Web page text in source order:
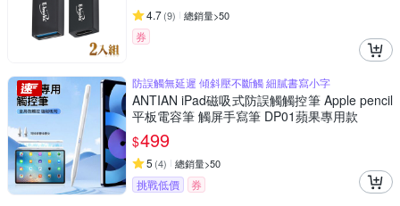
4.7(9) 總銷量>50
券
防誤觸無延遲 傾斜壓不斷觸 細膩書寫小字
ANTIAN iPad磁吸式防誤觸觸控筆 Apple pencil
平板電容筆 觸屏手寫筆 DP01蘋果專用款
$499
5 (4) 總銷量>50
挑戰低價 券